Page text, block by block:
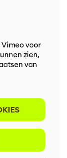
Vimeo voor
zien,
van